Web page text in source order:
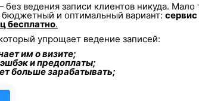
без ведения записи клиентов никуда.
и оптимальный вариант:
бесплатно.
упрощает ведение записей:
им о визите;
и предоплаты;
больше зарабатывать;